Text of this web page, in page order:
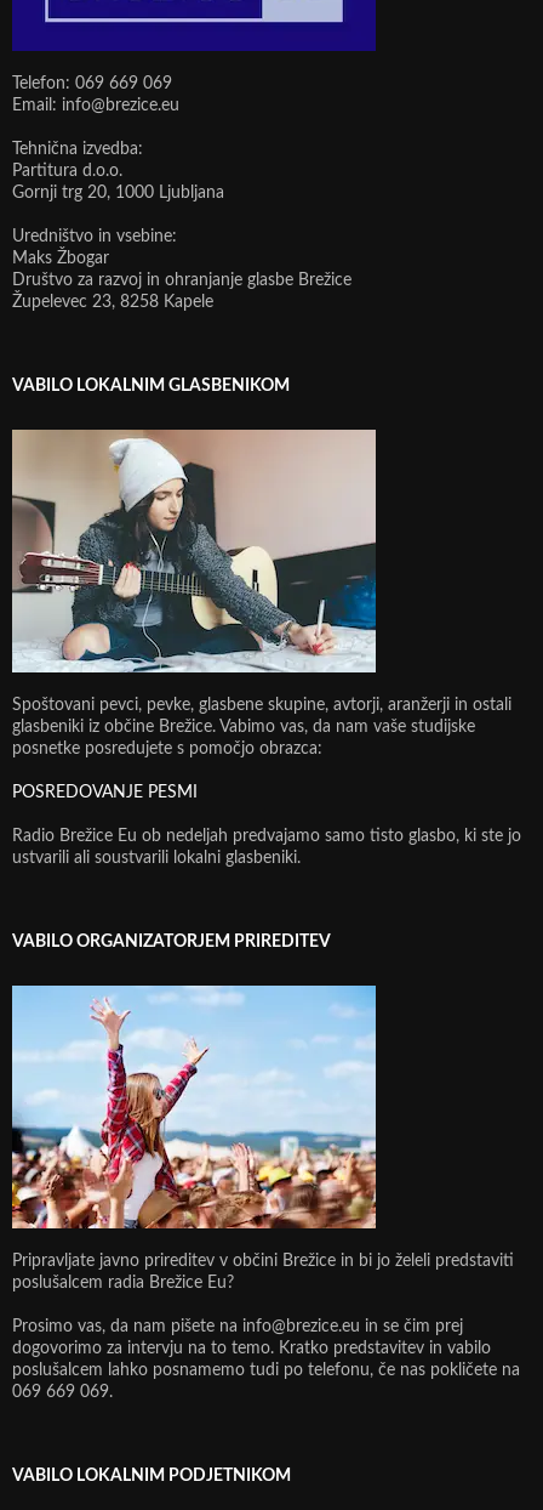
Telefon: 069 669 069
Email: info@brezice.eu
Tehnična izvedba:
Partitura d.o.o.
Gornji trg 20, 1000 Ljubljana
Uredništvo in vsebine:
Maks Žbogar
Društvo za razvoj in ohranjanje glasbe Brežice
Župelevec 23, 8258 Kapele
VABILO LOKALNIM GLASBENIKOM
Spoštovani pevci, pevke, glasbene skupine, avtorji, aranžerji in ostali
glasbeniki iz občine Brežice. Vabimo vas, da nam vaše studijske
posnetke posredujete s pomočjo obrazca:
POSREDOVANJE PESMI
Radio Brežice Eu ob nedeljah predvajamo samo tisto glasbo, ki ste jo
ustvarili ali soustvarili lokalni glasbeniki.
VABILO ORGANIZATORJEM PRIREDITEV
Pripravljate javno prireditev v občini Brežice in bi jo želeli predstaviti
poslušalcem radia Brežice Eu?
Prosimo vas, da nam pišete na info@brezice.eu in se čim prej
dogovorimo za intervju na to temo. Kratko predstavitev in vabilo
poslušalcem lahko posnamemo tudi po telefonu, če nas pokličete na
069 669 069.
VABILO LOKALNIM PODJETNIKOM